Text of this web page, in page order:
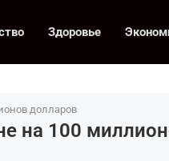
Здоровье
долларов
на 100